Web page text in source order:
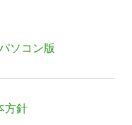
ソコン版
方針